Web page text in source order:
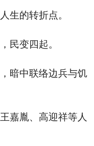
生的转折点。
民变四起。
暗中联络边兵与饥
嘉胤、高迎祥等人